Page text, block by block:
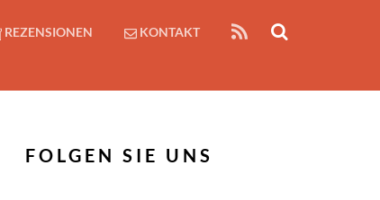
REZENSIONEN KONTAKT
FOLGEN SIE UNS